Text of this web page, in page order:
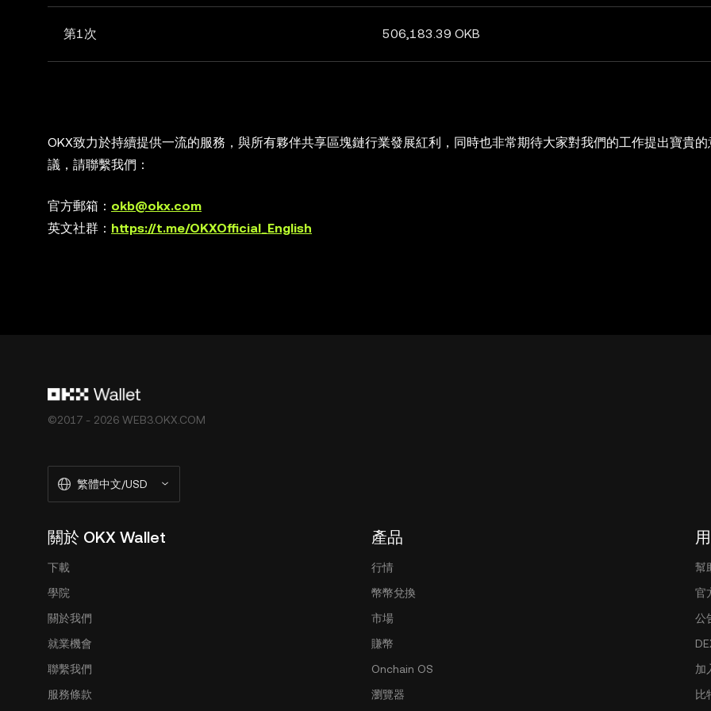
第1次 506,183.39 OKB
OKX致力於持續提供一流的服務，與所有夥伴共享區塊鏈行業發展紅利，同時也非常期待大家對我們的工作提出寶貴
議，請聯繫我們：
官方郵箱： okb@okx.com
英文社群： https://t.me/OKXOfficial_English
©2017 - 2026 WEB3.OKX.COM
繁體中文/USD
關於 OKX Wallet
下載
學院
關於我們
就業機會
聯繫我們
服務條款
產品
行情
幣幣兌換
市場
賺幣
Onchain OS
瀏覽器
幫
官
公
加
比